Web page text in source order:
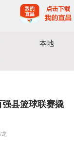
本地
县篮球联赛撬